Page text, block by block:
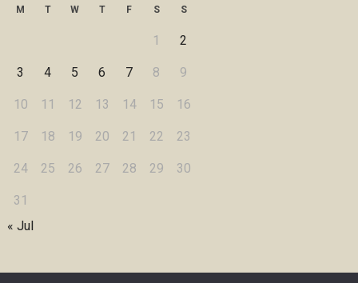
M T W T F S S
1 2
3 4 5 6 7 8 9
10 11 12 13 14 15 16
17 18 19 20 21 22 23
24 25 26 27 28 29 30
31
« Jul